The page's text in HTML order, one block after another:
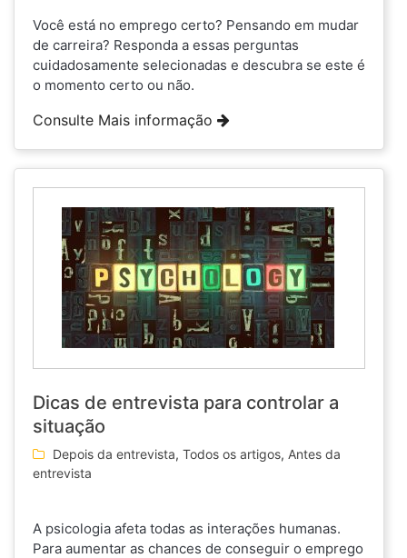
Você está no emprego certo? Pensando em mudar
de carreira? Responda a essas perguntas
cuidadosamente selecionadas e descubra se este é
o momento certo ou não.
Consulte Mais informação
Dicas de entrevista para controlar a
situação
Depois da entrevista, Todos os artigos, Antes da
entrevista
A psicologia afeta todas as interações humanas.
Para aumentar as chances de conseguir o emprego